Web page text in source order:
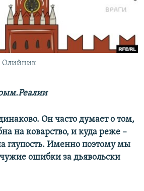
КРЫМА
Олийник
Он часто думает о том,
на коварство, и куда реже –
глупость. Именно поэтому мы
ошибки за дьявольски